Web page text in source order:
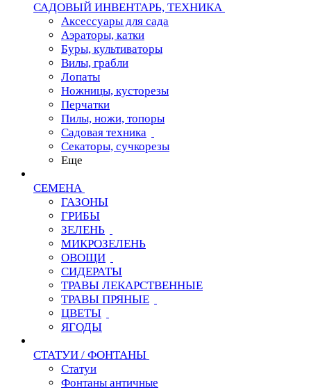
САДОВЫЙ ИНВЕНТАРЬ, ТЕХНИКА
Аксессуары для сада
Аэраторы, катки
Буры, культиваторы
Вилы, грабли
Лопаты
Ножницы, кусторезы
Перчатки
Пилы, ножи, топоры
Садовая техника
Секаторы, сучкорезы
Еще
СЕМЕНА
ГАЗОНЫ
ГРИБЫ
ЗЕЛЕНЬ
МИКРОЗЕЛЕНЬ
ОВОЩИ
СИДЕРАТЫ
ТРАВЫ ЛЕКАРСТВЕННЫЕ
ТРАВЫ ПРЯНЫЕ
ЦВЕТЫ
ЯГОДЫ
СТАТУИ / ФОНТАНЫ
Статуи
Фонтаны античные